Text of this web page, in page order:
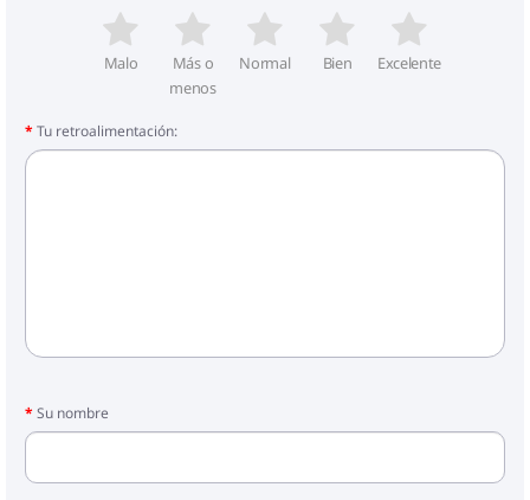
Malo
Más o
menos
Normal Bien Excelente
Tu retroalimentación:
Su nombre